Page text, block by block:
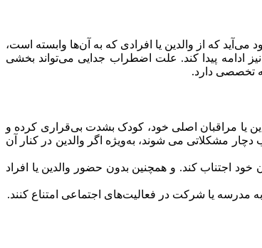
که از والدین یا افرادی که به آن‌ها وابسته است،
برخی موارد می‌تواند در سنین بالاتر نیز ادامه پیدا کند. علت اضطراب جدایی می‌تواند بخشی
تخصصی دارد.
هنگام جدا شدن از والدین یا مراقبان اصلی خود، کودک بشدت بی‌قراری کرده و
مشکلاتی می شوند، به‌ویژه اگر والدین در کنار آن
مراقبان خود اجتناب کند. و همچنین بدون حضور والدین یا افراد